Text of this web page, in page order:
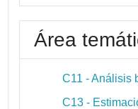
Área
C11 - Análisis
C13 -